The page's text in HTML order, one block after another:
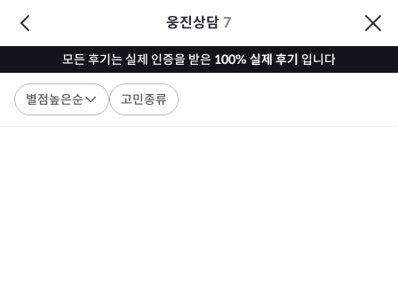
웅진상담 7
모든 후기는 실제 인증을 받은 100% 실제 후기 입니다
별점높은순 고민종류